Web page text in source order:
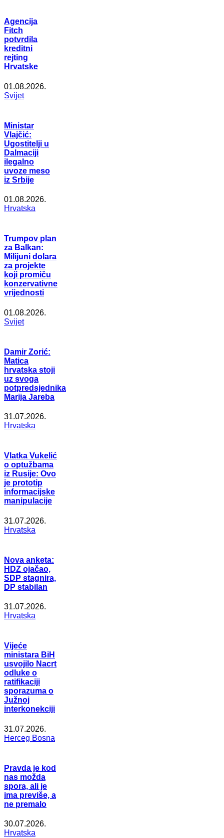
Agencija
Fitch
potvrdila
kreditni
rejting
Hrvatske
01.08.2026.
Svijet
Ministar
Vlajčić:
Ugostitelji u
Dalmaciji
ilegalno
uvoze meso
iz Srbije
01.08.2026.
Hrvatska
Trumpov plan
za Balkan:
Milijuni dolara
za projekte
koji promiču
konzervativne
vrijednosti
01.08.2026.
Svijet
Damir Zorić:
Matica
hrvatska stoji
uz svoga
potpredsjednika
Marija Jareba
31.07.2026.
Hrvatska
Vlatka Vukelić
o optužbama
iz Rusije: Ovo
je prototip
informacijske
manipulacije
31.07.2026.
Hrvatska
Nova anketa:
HDZ ojačao,
SDP stagnira,
DP stabilan
31.07.2026.
Hrvatska
Vijeće
ministara BiH
usvojilo Nacrt
odluke o
ratifikaciji
sporazuma o
Južnoj
interkonekciji
31.07.2026.
Herceg Bosna
Pravda je kod
nas možda
spora, ali je
ima previše, a
ne premalo
30.07.2026.
Hrvatska